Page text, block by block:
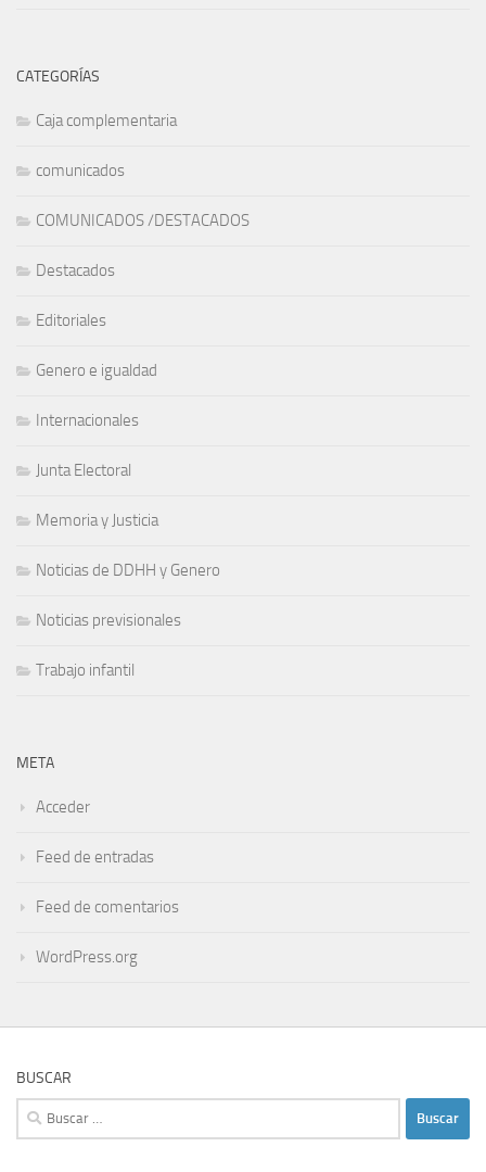
CATEGORÍAS
Caja complementaria
comunicados
COMUNICADOS /DESTACADOS
Destacados
Editoriales
Genero e igualdad
Internacionales
Junta Electoral
Memoria y Justicia
Noticias de DDHH y Genero
Noticias previsionales
Trabajo infantil
META
Acceder
Feed de entradas
Feed de comentarios
WordPress.org
BUSCAR
Buscar: